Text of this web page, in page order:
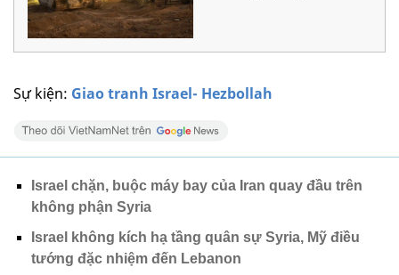
Sự kiện: Giao tranh Israel- Hezbollah
Israel chặn, buộc máy bay của Iran quay đầu trên
không phận Syria
Israel không kích hạ tầng quân sự Syria, Mỹ điều
tướng đặc nhiệm đến Lebanon